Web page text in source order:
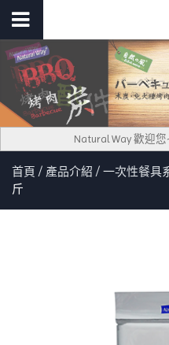
Natural Way 歡迎您
首頁 產品介紹 一次性餐具
斤